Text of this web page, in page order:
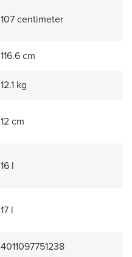
107 centimeter
116.6 cm
12.1 kg
12 cm
16 l
17 l
4011097751238